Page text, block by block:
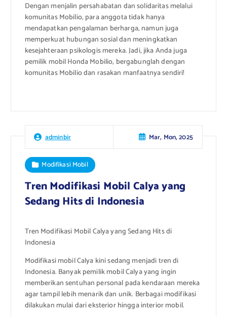
Dengan menjalin persahabatan dan solidaritas melalui
komunitas Mobilio, para anggota tidak hanya
mendapatkan pengalaman berharga, namun juga
memperkuat hubungan sosial dan meningkatkan
kesejahteraan psikologis mereka. Jadi, jika Anda juga
pemilik mobil Honda Mobilio, bergabunglah dengan
komunitas Mobilio dan rasakan manfaatnya sendiri!
adminbir Mar, Mon, 2025
Modifikasi Mobil
Tren Modifikasi Mobil Calya yang
Sedang Hits di Indonesia
Tren Modifikasi Mobil Calya yang Sedang Hits di
Indonesia
Modifikasi mobil Calya kini sedang menjadi tren di
Indonesia. Banyak pemilik mobil Calya yang ingin
memberikan sentuhan personal pada kendaraan mereka
agar tampil lebih menarik dan unik. Berbagai modifikasi
dilakukan mulai dari eksterior hingga interior mobil.